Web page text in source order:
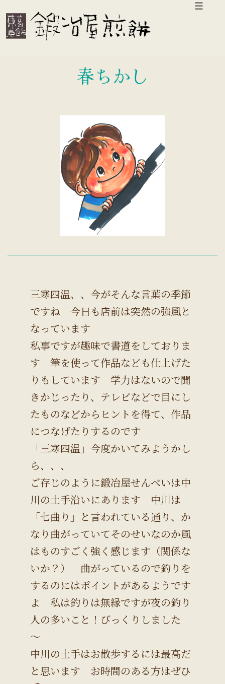
ン
テ
春ちかし
三寒四温、、今がそんな言葉の季節
ですね 今日も店前は突然の強風と
なっています
私事ですが趣味で書道をしておりま
す 筆を使って作品なども仕上げた
りもしています 学力はないので聞
きかじったり、テレビなどで目にし
たものなどからヒントを得て、作品
につなげたりするのです
「三寒四温」今度かいてみようかし
ら、、、
ご存じのように鍛冶屋せんべいは中
川の土手沿いにあります 中川は
「七曲り」と言われている通り、か
なり曲がっていてそのせいなのか風
はものすごく強く感じます（関係な
いか？） 曲がっているので釣りを
するのにはポイントがあるようです
よ 私は釣りは無縁ですが夜の釣り
人の多いこと！びっくりしました
～
中川の土手はお散歩するには最高だ
と思います お時間のある方はぜひ